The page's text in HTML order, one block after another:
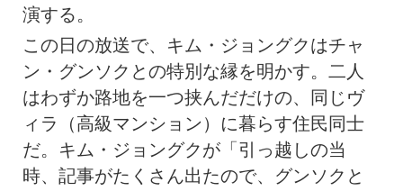
演する。
この日の放送で、キム・ジョングクはチャ
ン・グンソクとの特別な縁を明かす。二人
はわずか路地を一つ挟んだだけの、同じヴ
ィラ（高級マンション）に暮らす住民同士
だ。キム・ジョングクが「引っ越しの当
時、記事がたくさん出たので、グンソクと